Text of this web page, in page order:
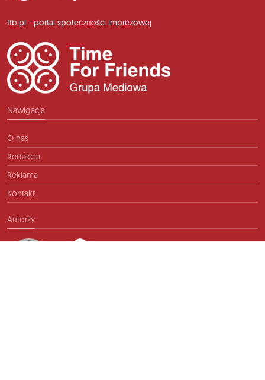
ftb.pl - portal społeczności imprezowej
Nawigacja
O nas
Redakcja
Reklama
Kontakt
Autorzy